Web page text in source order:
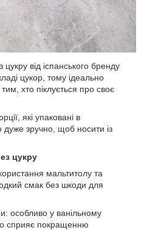
від іспанського бренду
цукор, тому ідеально
хто піклується про своє
які упаковані в
дуже зручно, щоб носити із
цукру
мальтитолу та
смак без шкоди для
особливо у ванільному
сприяє покращенню